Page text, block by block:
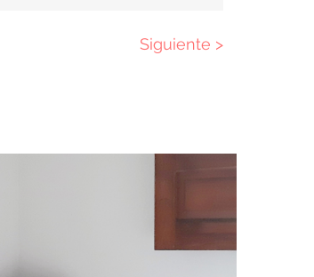
Página
Siguiente >